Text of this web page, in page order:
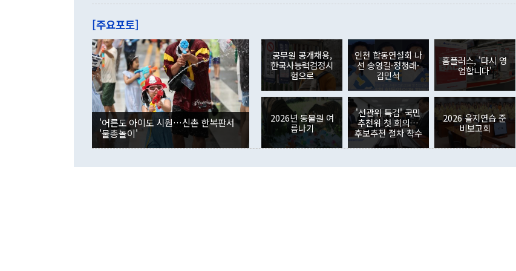
이 9월 러시아 블라디보스토크에서 열리는 '동방경제포럼(EEF)'을 언급하
며 "정부 차원에서 (참석을) 검토하고 있다"고 발언한 데 대해서도 조 장관
은 "그것은 외교부의 몫"이라며 "아직 거기까지 진도가 나가지 않았다"고
잘랐다. 정 장관이 이날 소개한 대북 구상과 설명은 정부 내 조율을 거치지
않았다는 점에서 문제가 있다. 특히 주적 표현 대체와 국호 사용, 9·19 군
사합의 복원, 4자회담 추진 등은 통일부 장관이 결정할 사안이 아니어서 월
권이라는 지적이 나오고 있다. 이 대통령은 정 장관의 업무보고를 듣고 난
뒤 "여기 업무보고에 발표했다고 승인난 건 아니다"라고 재차 확인했다. 정
부의 한 소식통은 "정 장관의 발언 내용은 대부분 국가안전보장회의(NSC)
를 거쳐 결정된 사안이 아닌 정 장관의 개인적 생각에 가깝다"며 "안보 관
련 부처 장관이 정부의 공식 정책이 아닌 사안을 추진하겠다고 업무보고를
하고 대통령의 면전에서 '국군통수권자가 나서야 한다'고 주장한 것은 심각
는 배당수입이 늘어난 데다 전월 분기배당에 따른 기저효과로 배당지급이
였던 올해 3월(369억9000만달러)을 넘어선 것이다. 직접투자에서는 내국
인의 해외투자가 80억1000만달러, 외국인의 국내투자가 46억3000만달러
각각 증가했다. 증권투자에서는 외국인의 국내 주식 매도세가 이어졌다. 외
국인의 국내 주식 투자는 차익실현 매도 등의 영향으로 316억1000만달러
감소하며 전월(-310억5000만달러)에 이어 역대 최대 순매도 기록을 다시
경신했다. 외국인의 국내 채권투자는 세계국채지수(WGBI) 자금 유입에도
분기 말 만기도래 영향으로 증가 폭이 줄어든 52억9000만달러를 기록했
다. 내국인의 해외 증권투자는 주식을 중심으로 35억6000만달러 증가했
다. eoyn2@newspim.com
[주요포토]
'어른도 아이도 시원…신촌 한복판서
'물총놀이'
공무원 공개채용,
한국사능력검정시
험으로
인천 합동연설회 나
선 송영길·정청래·
김민석
홈플러스, '다시 영
업합니다'
2026년 동물원 여
름나기
'선관위 특검' 국민
추천위 첫 회의…
후보추천 절차 착수
2026 을지연습 준
비보고회